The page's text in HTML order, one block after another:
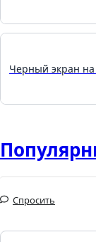
Черный экран на
Спросить